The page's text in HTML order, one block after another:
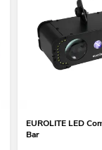
EUROLITE LED
Bar